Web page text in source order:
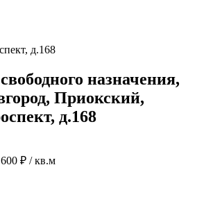
д.168
назначения,
Приокский,
д.168
₽ / кв.м